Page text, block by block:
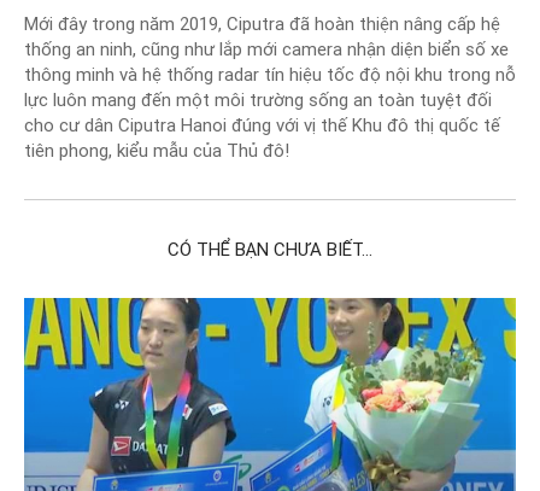
Mới đây trong năm 2019, Ciputra đã hoàn thiện nâng cấp hệ
thống an ninh, cũng như lắp mới camera nhận diện biển số xe
thông minh và hệ thống radar tín hiệu tốc độ nội khu trong nỗ
lực luôn mang đến một môi trường sống an toàn tuyệt đối
cho cư dân Ciputra Hanoi đúng với vị thế Khu đô thị quốc tế
tiên phong, kiểu mẫu của Thủ đô!
CÓ THỂ BẠN CHƯA BIẾT...